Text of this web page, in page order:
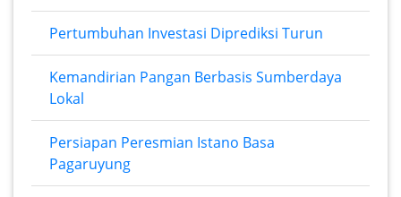
Pertumbuhan Investasi Diprediksi Turun
Kemandirian Pangan Berbasis Sumberdaya
Lokal
Persiapan Peresmian Istano Basa
Pagaruyung